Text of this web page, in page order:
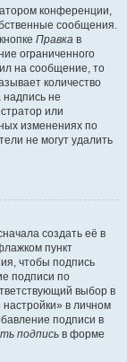
конференции,
сообщения.
Правка в
ограниченного
на сообщение, то
количество
надпись не
или
изменениях по
не могут удалить
создать её в
пункт
чтобы подпись
подписи по
выбор в
в личном
подписи в
подпись в форме